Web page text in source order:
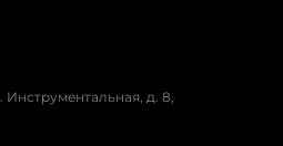
Инструментальная, д. 8,